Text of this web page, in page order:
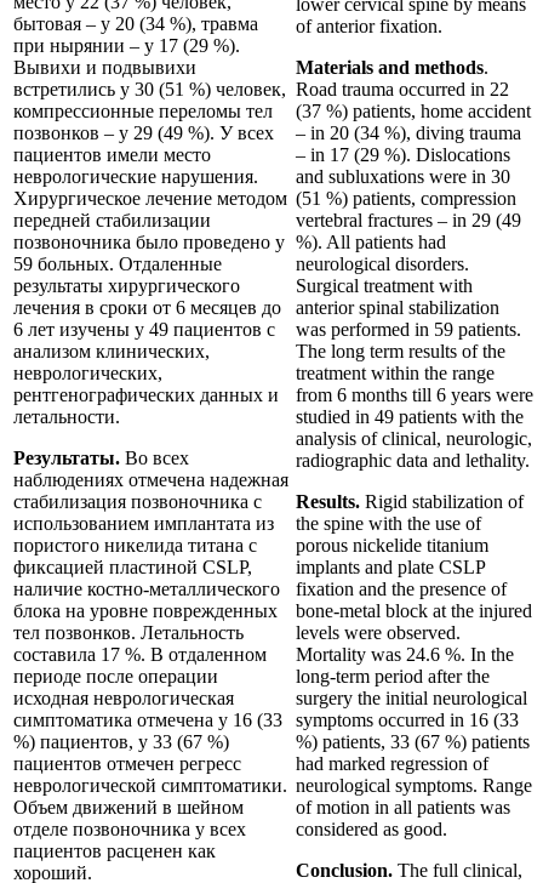
бытовая – у 20 (34 %), травма
при нырянии – у 17 (29 %).
Вывихи и подвывихи
встретились у 30 (51 %) человек,
компрессионные переломы тел
позвонков – у 29 (49 %). У всех
пациентов имели место
неврологические нарушения.
Хирургическое лечение методом
передней стабилизации
позвоночника было проведено у
59 больных. Отдаленные
результаты хирургического
лечения в сроки от 6 месяцев до
6 лет изучены у 49 пациентов с
анализом клинических,
неврологических,
рентгенографических данных и
летальности.
Результаты. Во всех
наблюдениях отмечена надежная
стабилизация позвоночника с
использованием имплантата из
пористого никелида титана с
фиксацией пластиной CSLP,
наличие костно-металлического
блока на уровне поврежденных
тел позвонков. Летальность
составила 17 %. В отдаленном
периоде после операции
исходная неврологическая
симптоматика отмечена у 16 (33
%) пациентов, у 33 (67 %)
пациентов отмечен регресс
неврологической симптоматики.
Объем движений в шейном
отделе позвоночника у всех
пациентов расценен как
хороший.
lower cervical spine by means
of anterior fixation.
Materials and methods.
Road trauma occurred in 22
(37 %) patients, home accident
– in 20 (34 %), diving trauma
– in 17 (29 %). Dislocations
and subluxations were in 30
(51 %) patients, compression
vertebral fractures – in 29 (49
%). All patients had
neurological disorders.
Surgical treatment with
anterior spinal stabilization
was performed in 59 patients.
The long term results of the
treatment within the range
from 6 months till 6 years were
studied in 49 patients with the
analysis of clinical, neurologic,
radiographic data and lethality.
Results. Rigid stabilization of
the spine with the use of
porous nickelide titanium
implants and plate CSLP
fixation and the presence of
bone-metal block at the injured
levels were observed.
Mortality was 24.6 %. In the
long-term period after the
surgery the initial neurological
symptoms occurred in 16 (33
%) patients, 33 (67 %) patients
had marked regression of
neurological symptoms. Range
of motion in all patients was
considered as good.
Conclusion. The full clinical,